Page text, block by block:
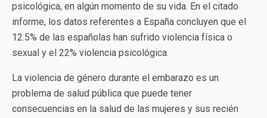
psicológica, en algún momento de su vida. En el citado
informe, los datos referentes a España concluyen que el
12.5% de las españolas han sufrido violencia física o
sexual y el 22% violencia psicológica.
La violencia de género durante el embarazo es un
problema de salud pública que puede tener
consecuencias en la salud de las mujeres y sus recién